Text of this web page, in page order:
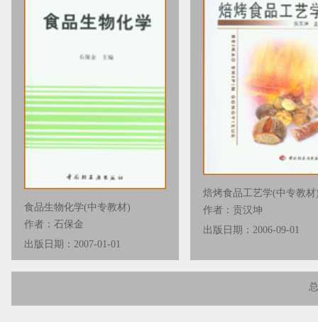
食品生物化学(中专教材)
作者：石保金
出版日期：2007-01-01
焙烤食品工艺学(中专教材
作者：贡汉坤
出版日期：2006-09-01